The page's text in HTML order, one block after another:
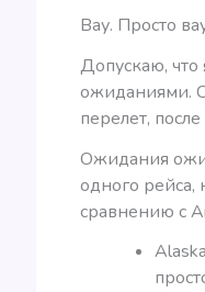
Вау. Просто
Допускаю,
ожиданиями.
перелет,
Ожидания
одного рейса,
сравнению с